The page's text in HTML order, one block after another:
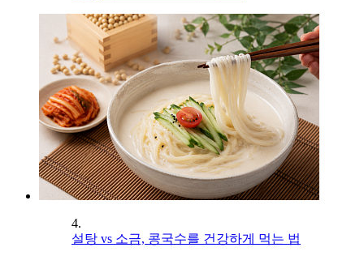
4.
설탕 vs 소금, 콩국수를 건강하게 먹는 법